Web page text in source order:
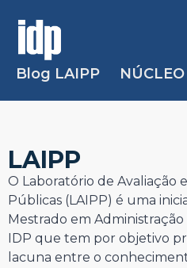
Blog LAIPP
LAIPP
O Laboratório de Avaliação
Públicas (LAIPP) é uma
Mestrado em
IDP que tem por objetivo
lacuna entre o